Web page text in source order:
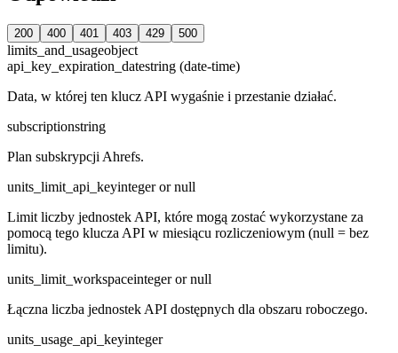
200 400 401 403 429 500
limits_and_usageobject
api_key_expiration_datestring (date-time)
Data, w której ten klucz API wygaśnie i przestanie działać.
subscriptionstring
Plan subskrypcji Ahrefs.
units_limit_api_keyinteger or null
Limit liczby jednostek API, które mogą zostać wykorzystane za
pomocą tego klucza API w miesiącu rozliczeniowym (null = bez
limitu).
units_limit_workspaceinteger or null
Łączna liczba jednostek API dostępnych dla obszaru roboczego.
units_usage_api_keyinteger